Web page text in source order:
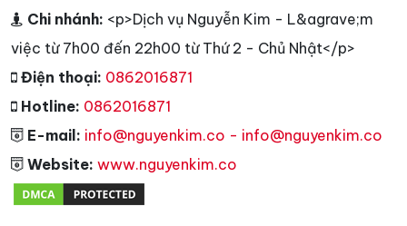
Chi nhánh: <p>Dịch vụ Nguyễn Kim - L&agrave;m
việc từ 7h00 đến 22h00 từ Thứ 2 - Chủ Nhật</p>
Điện thoại: 0862016871
Hotline: 0862016871
E-mail: info@nguyenkim.co - info@nguyenkim.co
Website: www.nguyenkim.co